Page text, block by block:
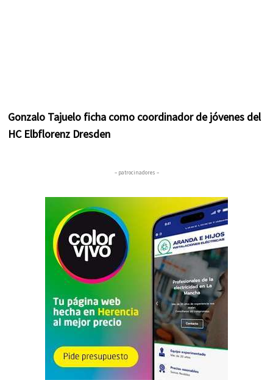
Gonzalo Tajuelo ficha como coordinador de jóvenes del
HC Elbflorenz Dresden
– patrocinadores –